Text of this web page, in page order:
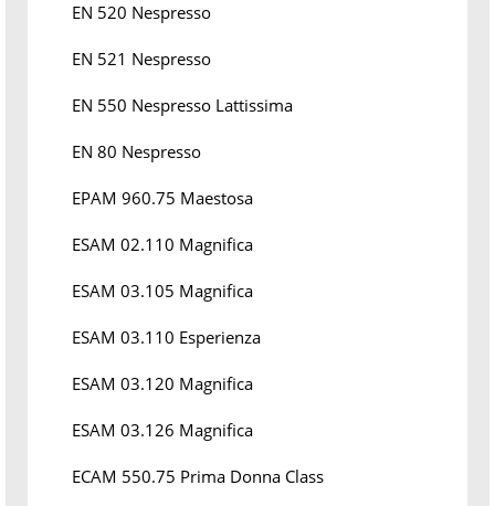
EN 520 Nespresso
EN 521 Nespresso
EN 550 Nespresso Lattissima
EN 80 Nespresso
EPAM 960.75 Maestosa
ESAM 02.110 Magnifica
ESAM 03.105 Magnifica
ESAM 03.110 Esperienza
ESAM 03.120 Magnifica
ESAM 03.126 Magnifica
ECAM 550.75 Prima Donna Class